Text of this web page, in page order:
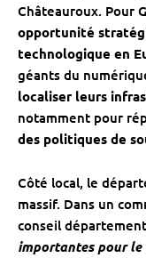
Châteauroux. Pour
opportunité
technologique en
géants du
localiser leurs
notamment pour
des politiques de
Côté local, le
massif. Dans un
conseil
importantes pour le